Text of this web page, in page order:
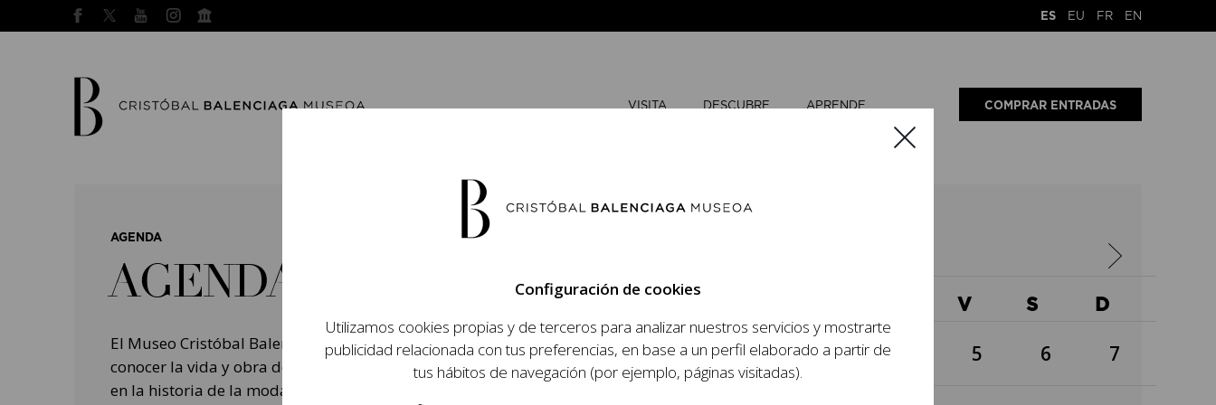
ES EU FR EN
VISITA DESCUBRE APRENDE COMPRAR ENTRADAS
AGENDA
AGENDA
El Museo Cristóbal Balenciaga tiene como objetivo dar a
conocer la vida y obra del prestigioso modista, su relevancia
en la historia de la moda, y la contemporaneidad de su legado.
V S D
1 2 3 5 6 7
Configuración de cookies
Utilizamos cookies propias y de terceros para analizar nuestros servicios y mostrarte
publicidad relacionada con tus preferencias, en base a un perfil elaborado a partir de
tus hábitos de navegación (por ejemplo, páginas visitadas).